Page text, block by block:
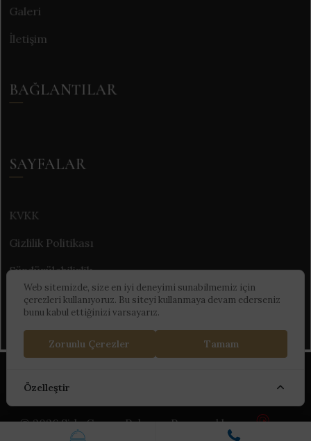
Web sitemizde, size en iyi deneyimi sunabilmemiz için
çerezleri kullanıyoruz. Bu siteyi kullanmaya devam ederseniz
bunu kabul ettiğinizi varsayarız.
Zorunlu Çerezler Tamam
Özelleştir
Galeri
İletişim
BAĞLANTILAR
SAYFALAR
KVKK
Gizlilik Politikası
Sürdürülebilirlik
© 2026 Side Crown Palace - Powered by